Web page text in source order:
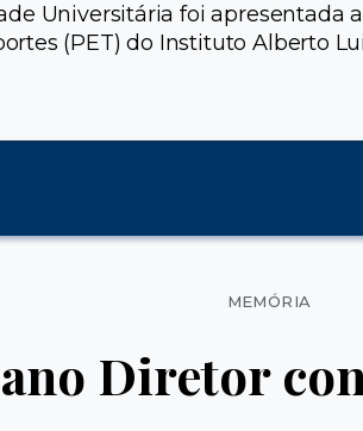
Universitária foi apresentada
(PET) do Instituto Alberto
MEMÓRIA
Diretor